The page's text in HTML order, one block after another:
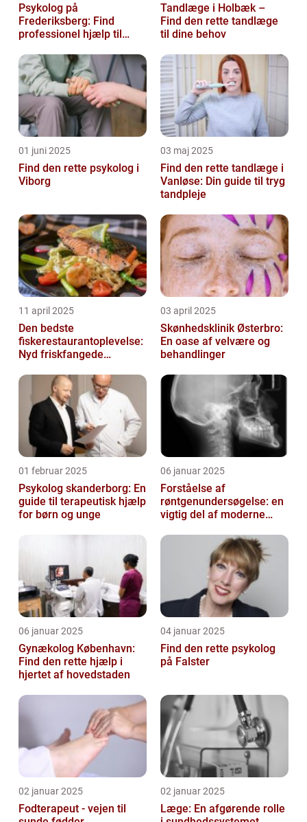
Psykolog på
Frederiksberg: Find
professionel hjælp til
Tandlæge i Holbæk –
Find den rette tandlæge
til dine behov
01 juni 2025
Find den rette psykolog i
Viborg
03 maj 2025
Find den rette tandlæge i
Vanløse: Din guide til tryg
tandpleje
11 april 2025
Den bedste
fiskerestaurantoplevelse:
Nyd friskfangede
03 april 2025
Skønhedsklinik Østerbro:
En oase af velvære og
behandlinger
01 februar 2025
Psykolog skanderborg: En
guide til terapeutisk hjælp
for børn og unge
06 januar 2025
Forståelse af
røntgenundersøgelse: en
vigtig del af moderne
06 januar 2025
Gynækolog København:
Find den rette hjælp i
hjertet af hovedstaden
04 januar 2025
Find den rette psykolog
på Falster
02 januar 2025
Fodterapeut - vejen til
02 januar 2025
Læge: En afgørende rolle